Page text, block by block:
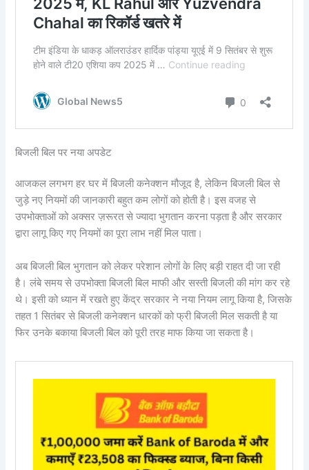
बिजली बिल पर नया अपडेट
आजकल लगभग हर घर में बिजली कनेक्शन मौजूद है, लेकिन बिजली बिल से
जुड़े नए नियमों की जानकारी बहुत कम लोगों को होती है। इस वजह से
उपभोक्ताओं को अक्सर ज़रूरत से ज्यादा भुगतान करना पड़ता है और सरकार
द्वारा लागू किए गए नियमों का पूरा लाभ नहीं मिल पाता।
अब बिजली बिल भुगतान को लेकर परेशान लोगों के लिए बड़ी राहत दी जा रही
है। लंबे समय से उपभोक्ता बिजली बिल माफी और सस्ती बिजली की मांग कर रहे
थे। इसी को ध्यान में रखते हुए केंद्र सरकार ने नया नियम लागू किया है, जिसके
तहत 1 सितंबर से बिजली कनेक्शन धारकों को फ्री बिजली मिल सकती है या
फिर उनके बकाया बिजली बिल को पूरी तरह माफ किया जा सकता है।